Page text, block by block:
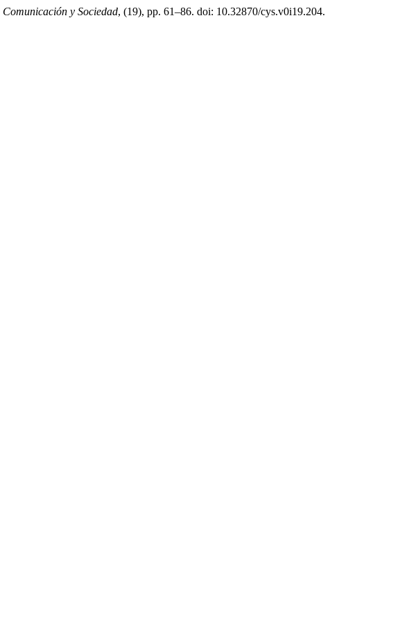
Comunicación y Sociedad, (19), pp. 61–86. doi: 10.32870/cys.v0i19.204.